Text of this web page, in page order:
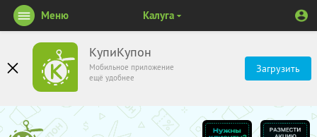
КупиКупон
Мобильное приложение
ещё удобнее
Загрузить
Меню Калуга